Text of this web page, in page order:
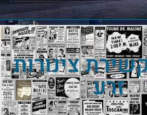
צינורות
זרע